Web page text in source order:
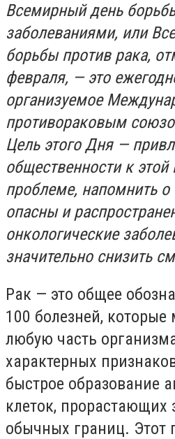
Всемирный день
заболеваниями, или
борьбы против рака,
февраля, — это
организуемое
противораковым
Цель этого Дня —
общественности к этой
проблеме, напомнить о
опасны и
онкологические
значительно снизить
Рак — это общее
100 болезней, которые
любую часть
характерных
быстрое образование
клеток, прорастающих
обычных границ. Этот